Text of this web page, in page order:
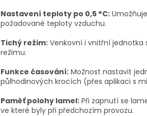
Nastavení teploty po 0,5 °C:
požadované teploty vzduchu.
Tichý režim: Venkovní i vnitřní
režimu.
Funkce časování: Možnost nastavit
půlhodinových krocích (přes aplikaci s
Paměť polohy lamel: Při zapnutí se
ve které byly při předchozím provozu.